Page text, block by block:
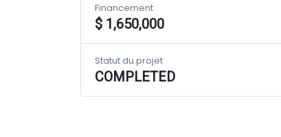
Financement
$ 1,650,000
Statut du projet
COMPLETED